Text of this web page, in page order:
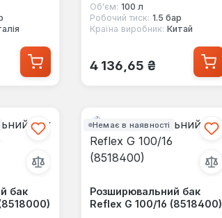
Об'єм: 100 л
Робочий тиск: 1.5 бар
Країна виробник: Китай
Звичайна ціна:
4 136,65 ₴
бак
Немає в наявності
Розширювальний бак
Reflex G 100/16 (8518400)